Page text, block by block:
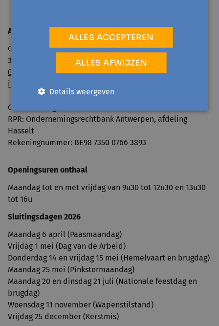
Avansa Limburg vzw
Cellebroedersstraat 15
3500 Hasselt
011 560 100
info@avansa-limburg.be
Ondernemingsnummer: ​0860.323.286
RPR: Ondernemingsrechtbank Antwerpen, afdeling
Hasselt
Rekeningnummer: BE98 7350 0766 3893
Openingsuren onthaal
Maandag tot en met vrijdag van 9u30 tot 12u30 en 13u30
tot 16u
Sluitingsdagen 2026
Maandag 6 april (Paasmaandag)
Vrijdag 1 mei (Dag van de Arbeid)
Donderdag 14 en vrijdag 15 mei (Hemelvaart en brugdag)
Maandag 25 mei (Pinkstermaandag)
Maandag 20 en dinsdag 21 juli (Nationale feestdag en
brugdag)
Woensdag 11 november (Wapenstilstand)
Vrijdag 25 december (Kerstmis)
ALLES ACCEPTEREN
ALLES AFWIJZEN
Details weergeven